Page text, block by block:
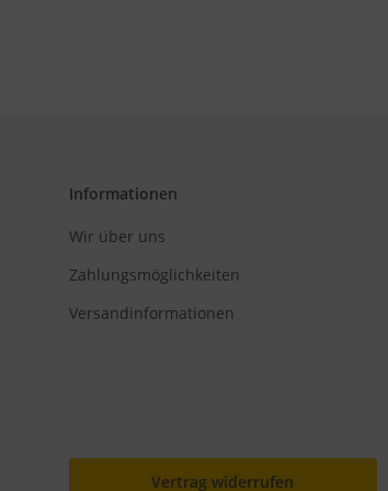
Informationen
Wir über uns
Zahlungsmöglichkeiten
Versandinformationen
Vertrag widerrufen